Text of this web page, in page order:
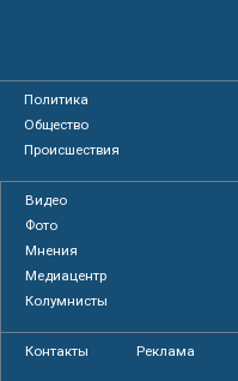
Политика
Общество
Происшествия
Видео
Фото
Мнения
Медиацентр
Колумнисты
Контакты Реклама